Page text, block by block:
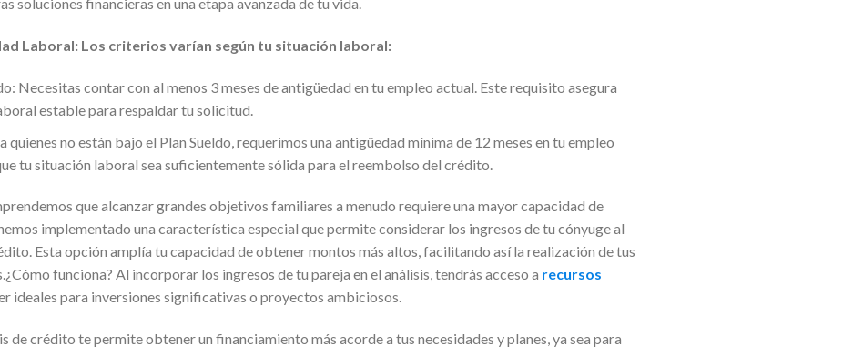
soluciones financieras en una etapa avanzada de tu vida.
Laboral: Los criterios varían según tu situación laboral:
Necesitas contar con al menos 3 meses de antigüedad en tu empleo actual. Este requisito asegura
estable para respaldar tu solicitud.
quienes no están bajo el Plan Sueldo, requerimos una antigüedad mínima de 12 meses en tu empleo
tu situación laboral sea suficientemente sólida para el reembolso del crédito.
que alcanzar grandes objetivos familiares a menudo requiere una mayor capacidad de
implementado una característica especial que permite considerar los ingresos de tu cónyuge al
Esta opción amplía tu capacidad de obtener montos más altos, facilitando así la realización de tus
funciona? Al incorporar los ingresos de tu pareja en el análisis, tendrás acceso a recursos
ideales para inversiones significativas o proyectos ambiciosos.
de crédito te permite obtener un financiamiento más acorde a tus necesidades y planes, ya sea para